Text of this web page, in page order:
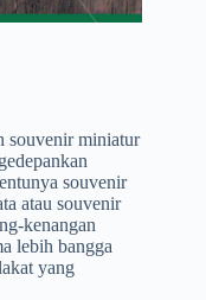
souvenir miniatur
souvenir
atau souvenir
kenangan
lebih bangga
yang